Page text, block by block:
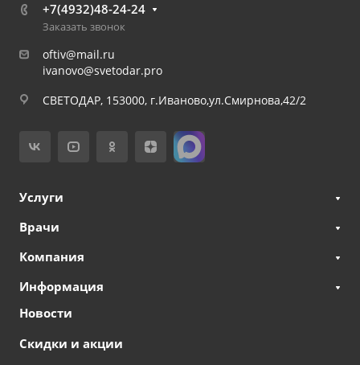
+7(4932)48-24-24
Заказать звонок
oftiv@mail.ru
ivanovo@svetodar.pro
СВЕТОДАР, 153000, г.Иваново,ул.Смирнова,42/2
Услуги
Врачи
Компания
Информация
Новости
Скидки и акции